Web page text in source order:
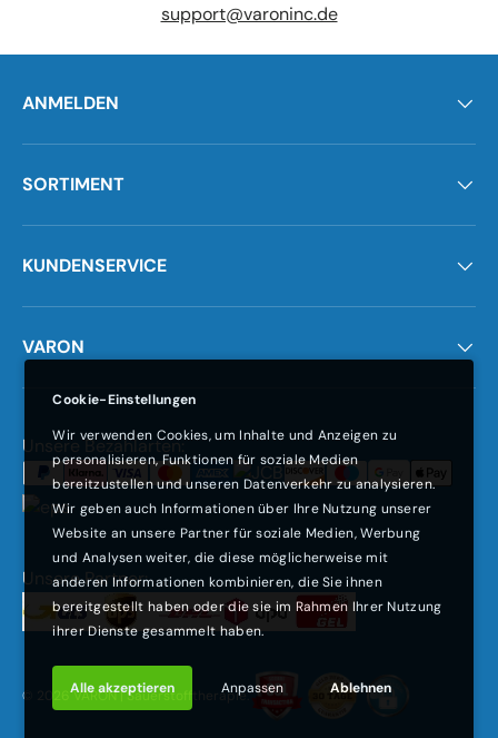
support@varoninc.de
ANMELDEN
SORTIMENT
KUNDENSERVICE
VARON
Zahlungsmethoden
Unsere Bezahlarten:
Unsere Partner:
© 2026VARON | Sauerstofftherapie.
Cookie-Einstellungen
Wir verwenden Cookies, um Inhalte und Anzeigen zu
personalisieren, Funktionen für soziale Medien
bereitzustellen und unseren Datenverkehr zu analysieren.
Wir geben auch Informationen über Ihre Nutzung unserer
Website an unsere Partner für soziale Medien, Werbung
und Analysen weiter, die diese möglicherweise mit
anderen Informationen kombinieren, die Sie ihnen
bereitgestellt haben oder die sie im Rahmen Ihrer Nutzung
ihrer Dienste gesammelt haben.
Alle akzeptieren Anpassen Ablehnen